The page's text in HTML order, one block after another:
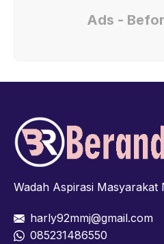
Ads -
Wadah Aspirasi Masyarakat
harly92mmj@gmail.com
085231486550